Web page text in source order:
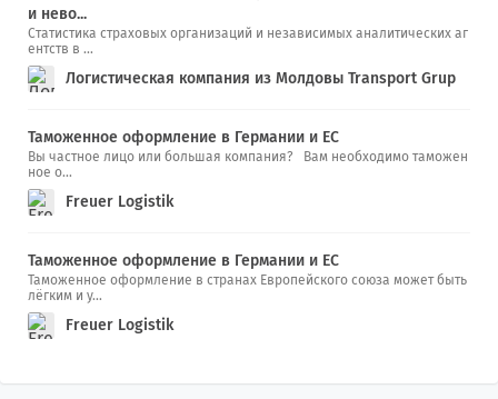
и нево...
Статистика страховых организаций и независимых аналитических аг
ентств в ...
Логистическая компания из Молдовы Transport Grup
Таможенное оформление в Германии и ЕС
Вы частное лицо или большая компания? Вам необходимо таможен
ное о...
Freuer Logistik
Таможенное оформление в Германии и ЕС
Таможенное оформление в странах Европейского союза может быть
лёгким и у...
Freuer Logistik